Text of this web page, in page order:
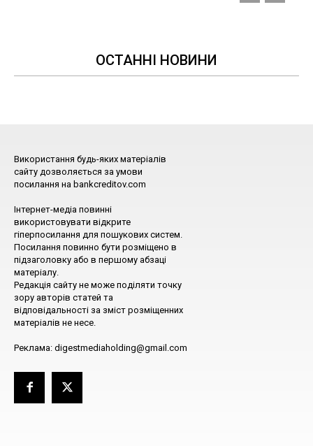
ОСТАННІ НОВИНИ
Використання будь-яких матеріалів
сайту дозволяється за умови
посилання на bankcreditov.com
Інтернет-медіа повинні
використовувати відкрите
гіперпосилання для пошукових систем.
Посилання повинно бути розміщено в
підзаголовку або в першому абзаці
матеріалу.
Редакція сайту не може поділяти точку
зору авторів статей та
відповідальності за зміст розміщенних
матеріалів не несе.
Реклама: digestmediaholding@gmail.com